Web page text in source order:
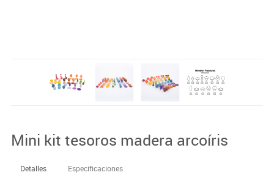
Mini kit tesoros madera arcoíris
Detalles Especificaciones